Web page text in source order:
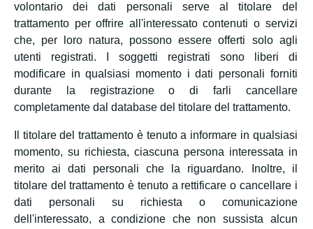
volontario dei dati personali serve al titolare del
trattamento per offrire all'interessato contenuti o servizi
che, per loro natura, possono essere offerti solo agli
utenti registrati. I soggetti registrati sono liberi di
modificare in qualsiasi momento i dati personali forniti
durante la registrazione o di farli cancellare
completamente dal database del titolare del trattamento.
Il titolare del trattamento è tenuto a informare in qualsiasi
momento, su richiesta, ciascuna persona interessata in
merito ai dati personali che la riguardano. Inoltre, il
titolare del trattamento è tenuto a rettificare o cancellare i
dati personali su richiesta o comunicazione
dell'interessato, a condizione che non sussista alcun